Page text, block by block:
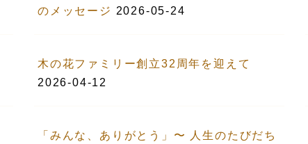
のメッセージ 2026-05-24
木の花ファミリー創立32周年を迎えて
2026-04-12
「みんな、ありがとう」〜 人生のたびだち